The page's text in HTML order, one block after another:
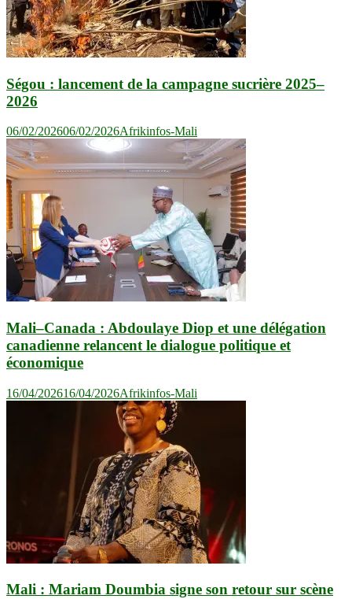
Ségou : lancement de la campagne sucrière 2025–
2026
06/02/202606/02/2026Afrikinfos-Mali
Mali–Canada : Abdoulaye Diop et une délégation
canadienne relancent le dialogue politique et
économique
16/04/202616/04/2026Afrikinfos-Mali
Mali : Mariam Doumbia signe son retour sur scène